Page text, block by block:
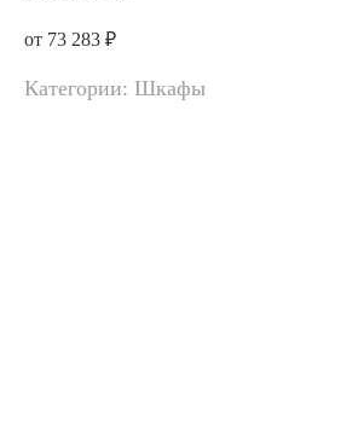
от 73 283 ₽
Категории: Шкафы